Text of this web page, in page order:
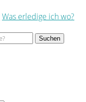
Was erledige ich wo?
Suchen